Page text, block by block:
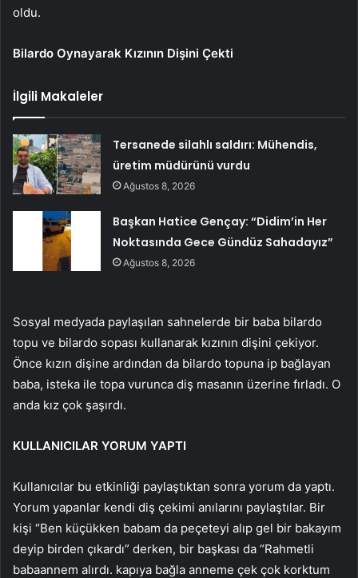
oldu.
Bilardo Oynayarak Kızının Dişini Çekti
İlgili Makaleler
Tersanede silahlı saldırı: Mühendis,
üretim müdürünü vurdu
Ağustos 8, 2026
Başkan Hatice Gençay: “Didim’in Her
Noktasında Gece Gündüz Sahadayız”
Ağustos 8, 2026
Sosyal medyada paylaşılan sahnelerde bir baba bilardo
topu ve bilardo sopası kullanarak kızının dişini çekiyor.
Önce kızın dişine ardından da bilardo topuna ip bağlayan
baba, isteka ile topa vurunca diş masanın üzerine fırladı. O
anda kız çok şaşırdı.
KULLANICILAR YORUM YAPTI
Kullanıcılar bu etkinliği paylaştıktan sonra yorum da yaptı.
Yorum yapanlar kendi diş çekimi anılarını paylaştılar. Bir
kişi “Ben küçükken babam da peçeteyi alıp gel bir bakayım
deyip birden çıkardı” derken, bir başkası da “Rahmetli
babaannem alırdı. kapıya bağla anneme çek çok korktum